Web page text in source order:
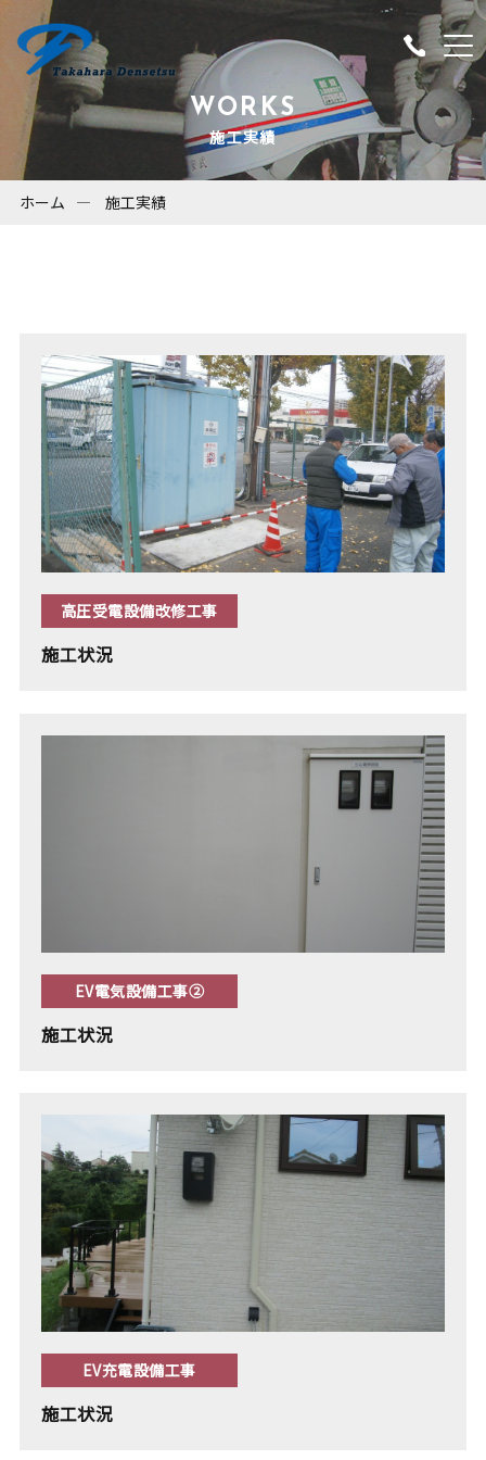
WORKS
施工実績
ホーム 施工実績
高圧受電設備改修工事
施工状況
EV電気設備工事②
施工状況
EV充電設備工事
施工状況